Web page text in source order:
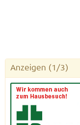
Anzeigen (1/3)